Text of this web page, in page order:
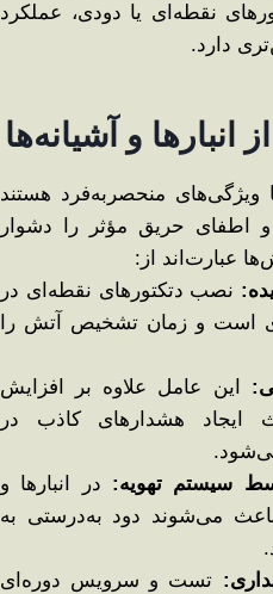
نقطه‌ای یا دودی، عملکرد
دارد.
و آشیانه‌ها
ویژگی‌های منحصربه‌فرد هستند
حریق مؤثر را دشوار
عبارت‌اند از:
: نصب دتکتورهای نقطه‌ای در
است و زمان تشخیص آتش را
: این عامل علاوه بر افزایش
ایجاد هشدارهای کاذب در
سیستم تهویه: در انبارها و
باعث می‌شوند دود به‌درستی به
: تست و سرویس دوره‌ای